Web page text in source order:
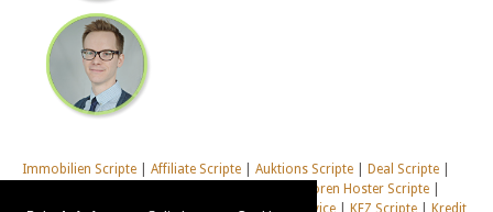
Immobilien Scripte Affiliate Scripte Auktions Scripte Deal Scripte
Foren Hoster Scripte
Homepage Generator Scripte
Installations Service KFZ Scripte Kredit